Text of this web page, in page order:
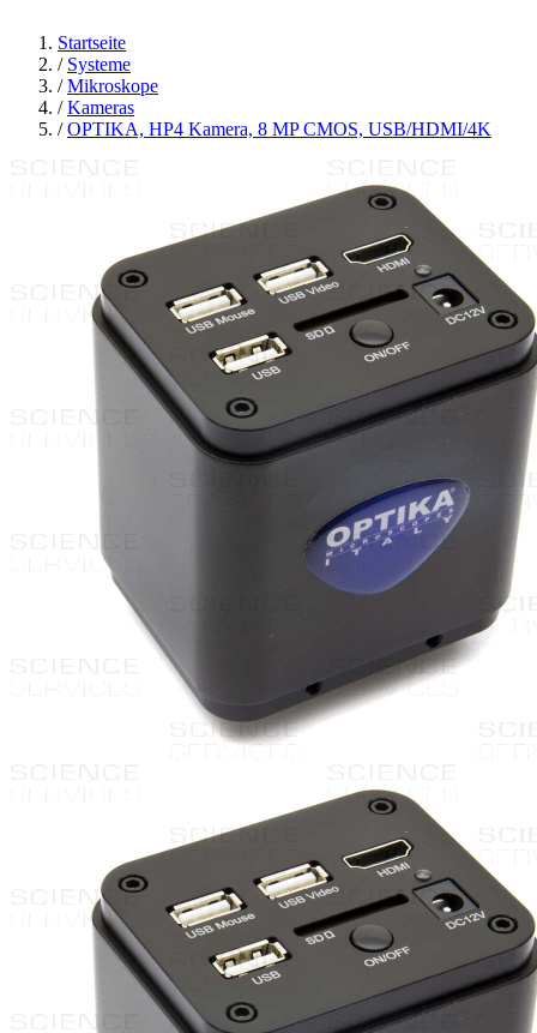
Startseite
/ Systeme
/ Mikroskope
/ Kameras
/ OPTIKA, HP4 Kamera, 8 MP CMOS, USB/HDMI/4K